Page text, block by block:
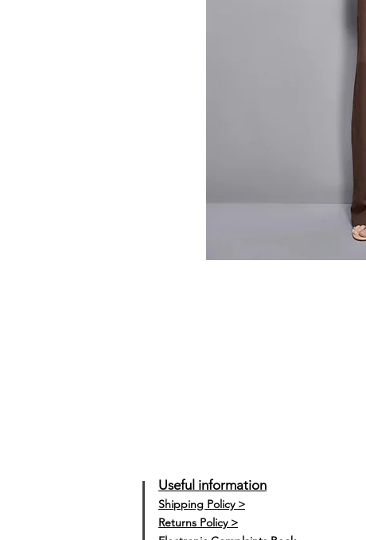
Useful information
Shipping Policy >
Returns Policy >